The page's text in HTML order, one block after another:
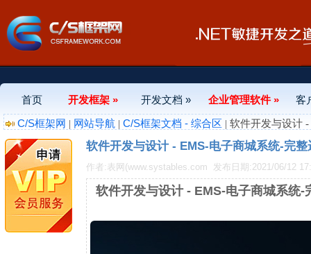
首页 开发框架 » 开发文档 » 企业管理软件 »
客
C/S框架网 | 网站导航 | C/S框架文档 - 综合区 | 软件开发与设计
软件开发与设计 - EMS-电子商城系统-完
作者:表网(www.systables.com 发布日期:2021/06/12
软件开发与设计 - EMS-电子商城系统